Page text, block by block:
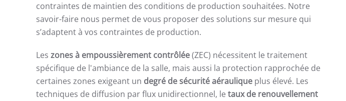
contraintes de maintien des conditions de production souhaitées. Notre
savoir-faire nous permet de vous proposer des solutions sur mesure qui
s’adaptent à vos contraintes de production.
Les zones à empoussièrement contrôlée(ZEC) nécessitent le traitement
spécifique de l'ambiance de la salle, mais aussi la protection rapprochée de
certaines zones exigeant un degré de sécurité aéraulique plus élevé. Les
techniques de diffusion par flux unidirectionnel, le taux de renouvellement